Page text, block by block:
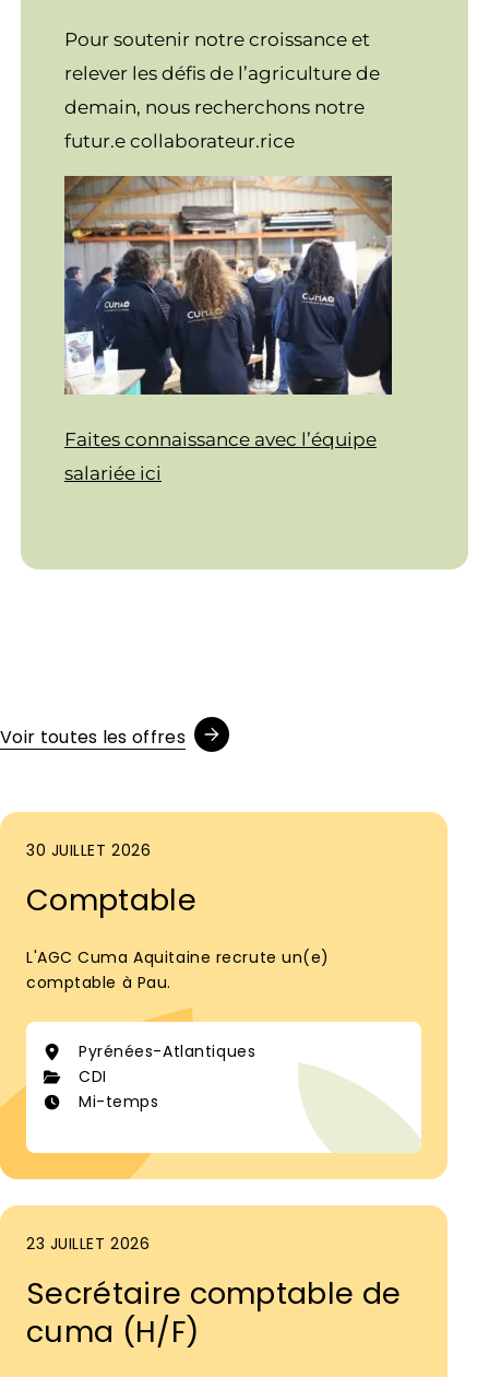
Pour soutenir notre croissance et
relever les défis de l’agriculture de
demain, nous recherchons notre
futur.e collaborateur.rice
Faites connaissance avec l’équipe
salariée ici
Voir toutes les offres
30 JUILLET 2026
Comptable
L'AGC Cuma Aquitaine recrute un(e)
comptable à Pau.
Pyrénées-Atlantiques
CDI
Mi-temps
23 JUILLET 2026
Secrétaire comptable de
cuma (H/F)